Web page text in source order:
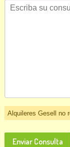
Alquileres Gesell no
Enviar Consulta